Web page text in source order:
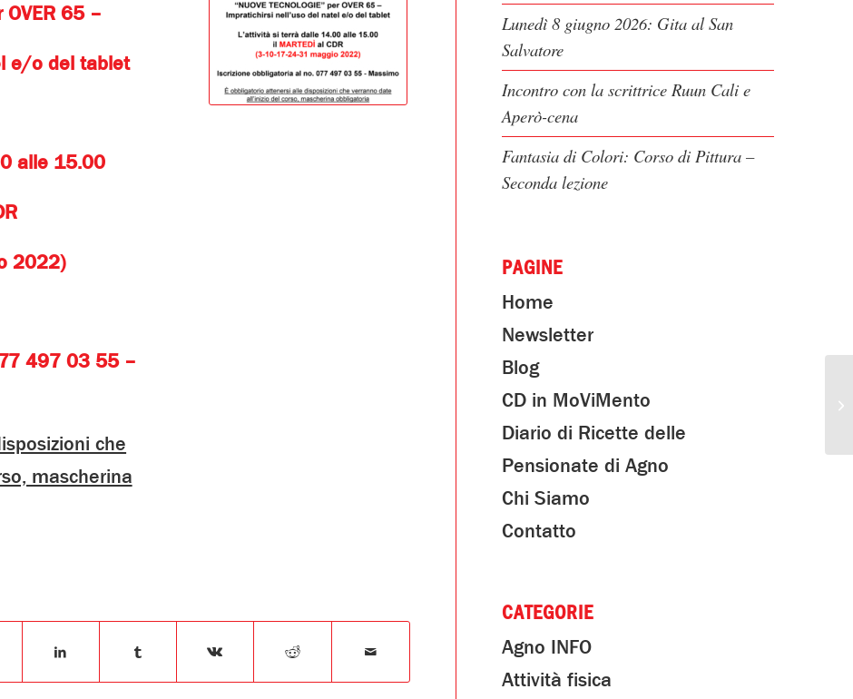
OVER 65 –
e/o del tablet
alle 15.00
2022)
497 03 55 –
che
mascherina
Lunedì 8 giugno 2026: Gita al San
Salvatore
Incontro con la scrittrice Ruun Cali e
Aperò-cena
Fantasia di Colori: Corso di Pittura –
Seconda lezione
PAGINE
Home
Newsletter
Blog
CD in MoViMento
Diario di Ricette delle
Pensionate di Agno
Chi Siamo
Contatto
CATEGORIE
Agno INFO
Attività fisica